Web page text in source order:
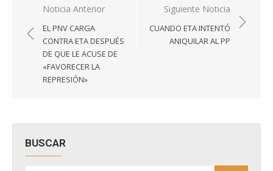
Navegación
de
entradas
Noticia Anterior
EL PNV CARGA
CONTRA ETA DESPUÉS
DE QUE LE ACUSE DE
«FAVORECER LA
REPRESIÓN»
Siguiente Noticia
CUANDO ETA INTENTÓ
ANIQUILAR AL PP
BUSCAR